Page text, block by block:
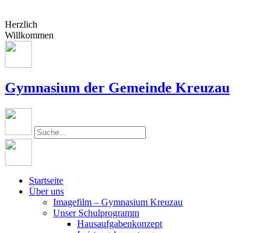
Herzlich
Willkommen
Gymnasium der Gemeinde Kreuzau
Startseite
Über uns
Imagefilm – Gymnasium Kreuzau
Unser Schulprogramm
Hausaufgabenkonzept